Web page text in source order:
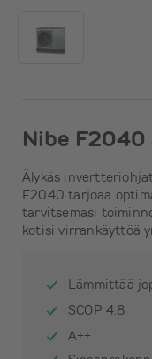
Nibe F2040
Älykäs
F2040 tarjoaa
tarvitsemasi
kotisi virrankäyttöä
Lämmittää
SCOP 4.8
A++